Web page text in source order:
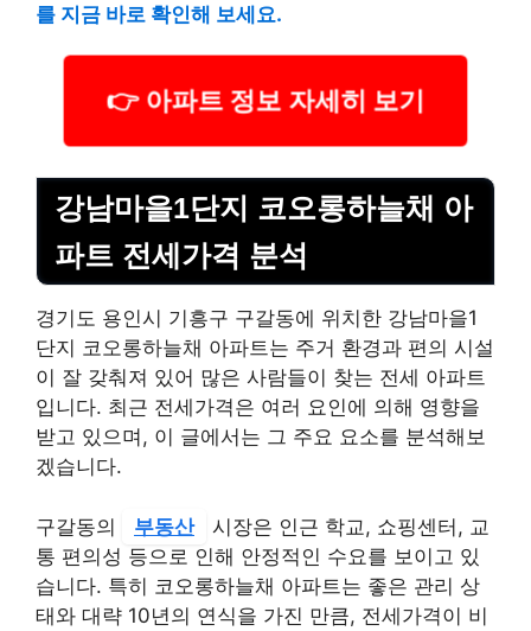
를 지금 바로 확인해 보세요.
👉 아파트 정보 자세히 보기
강남마을1단지 코오롱하늘채 아
파트 전세가격 분석
경기도 용인시 기흥구 구갈동에 위치한 강남마을1
단지 코오롱하늘채 아파트는 주거 환경과 편의 시설
이 잘 갖춰져 있어 많은 사람들이 찾는 전세 아파트
입니다. 최근 전세가격은 여러 요인에 의해 영향을
받고 있으며, 이 글에서는 그 주요 요소를 분석해보
겠습니다.
구갈동의 부동산
시장은 인근 학교, 쇼핑센터, 교
통 편의성 등으로 인해 안정적인 수요를 보이고 있
습니다. 특히 코오롱하늘채 아파트는 좋은 관리 상
태와 대략 10년의 연식을 가진 만큼, 전세가격이 비